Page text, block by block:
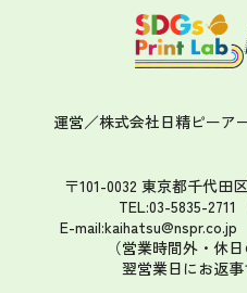
運営／株式会社日精ピーア
〒101-0032 東京都千代田
TEL:03-5835-
E-mail:kaihatsu@nspr.co.jp
（営業時間外・休
翌営業日にお返事